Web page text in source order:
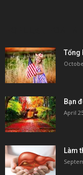
Tổng
Bạn
April
Làm